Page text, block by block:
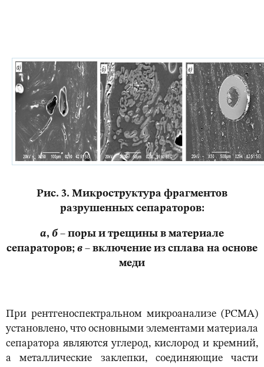
Рис. 3. Микроструктура фрагментов
разрушенных сепараторов:
а, б – поры и трещины в материале
сепараторов; в – включение из сплава на основе
меди
При рентгеноспектральном микроанализе (РСМА)
установлено, что основными элементами материала
сепаратора являются углерод, кислород и кремний,
а металлические заклепки, соединяющие части